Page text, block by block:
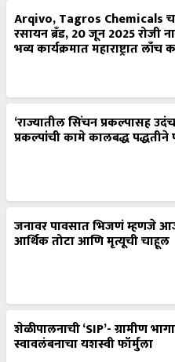
Arqivo, Tagros Chemicals
रसायन ब्रँड, 20 जून 2025 रोजी
भव्य कार्यक्रमात महाराष्ट्रात
‘राज्यातील सिंचन प्रकल्पासह
प्रकल्पांची कामे कालबद्ध पद्धतीने
जनावर पावसात भिजणं म्हणजे
आर्थिक तोटा आणि मृत्यूची चाहूल
शेळीपालनाची ‘SIP’- ग्रामीण
स्वावलंबनाचा यशस्वी फॉर्मुला